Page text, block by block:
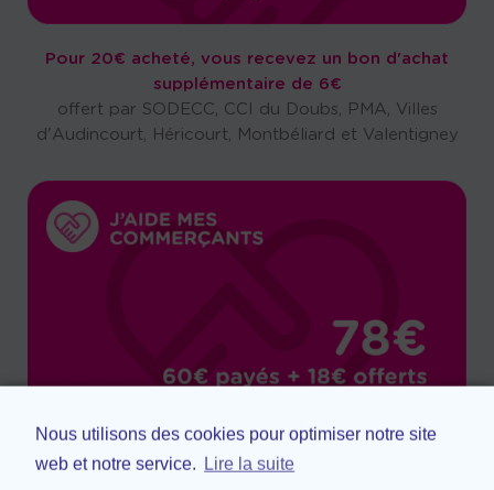
Nous utilisons des cookies pour optimiser notre site
web et notre service. Lire la suite
Pour 20€ acheté, vous recevez un bon d'achat
supplémentaire de 6€
offert par SODECC, CCI du Doubs, PMA, Villes
d'Audincourt, Héricourt, Montbéliard et Valentigney
Pour 60€ acheté, vous recevez un bon d'achat
supplémentaire de 18€